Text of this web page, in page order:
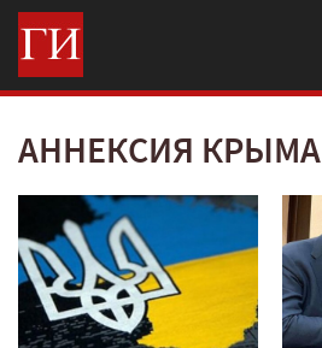
АННЕКСИЯ КРЫМА